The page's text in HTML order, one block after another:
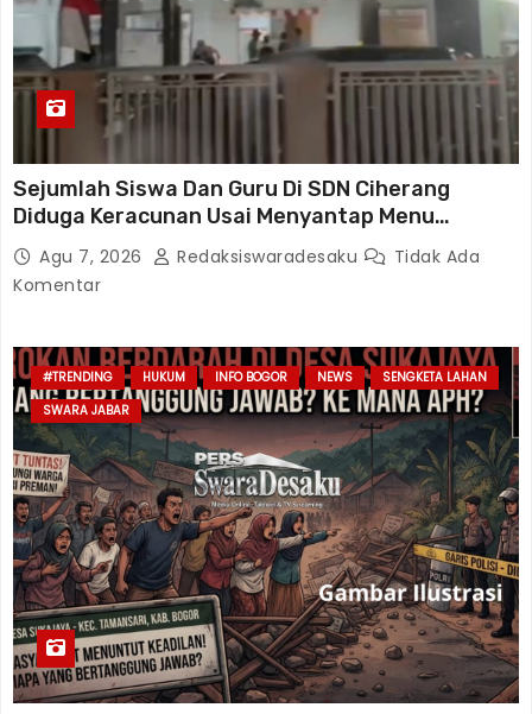
Sejumlah Siswa Dan Guru Di SDN Ciherang
Diduga Keracunan Usai Menyantap Menu
Program MBG, Puluhan Korban Dirawat Di
Puskesmas
Agu 7, 2026 Redaksiswaradesaku
Tidak Ada
Komentar
#TRENDING HUKUM INFO BOGOR NEWS
SENGKETA LAHAN
SWARA JABAR